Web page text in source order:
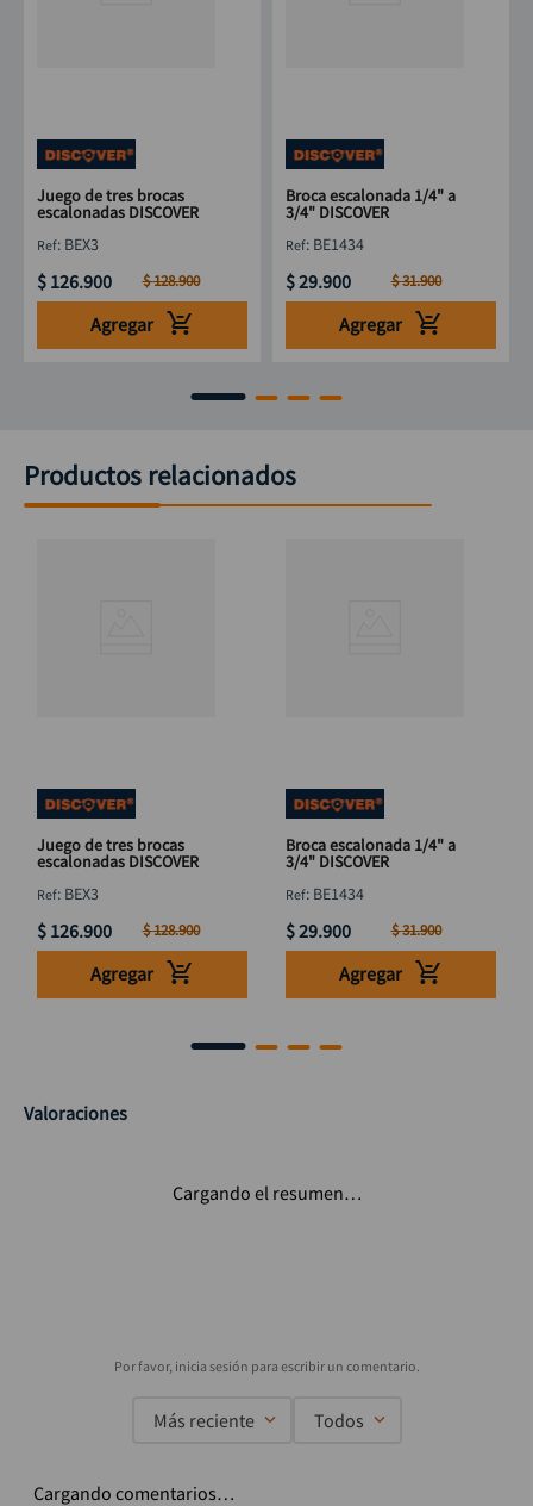
Juego de tres brocas
escalonadas DISCOVER
: BEX3
$ 126.900 $128.900
Agregar
Broca escalonada 1/4" a
3/4" DISCOVER
: BE1434
$29.900 $31.900
Agregar
Productos relacionados
Juego de tres brocas
escalonadas DISCOVER
: BEX3
$ 126.900 $128.900
Agregar
Broca escalonada 1/4" a
3/4" DISCOVER
: BE1434
$29.900 $31.900
Agregar
Valoraciones
Cargando el resumen…
Más reciente Todos
Cargando comentarios…